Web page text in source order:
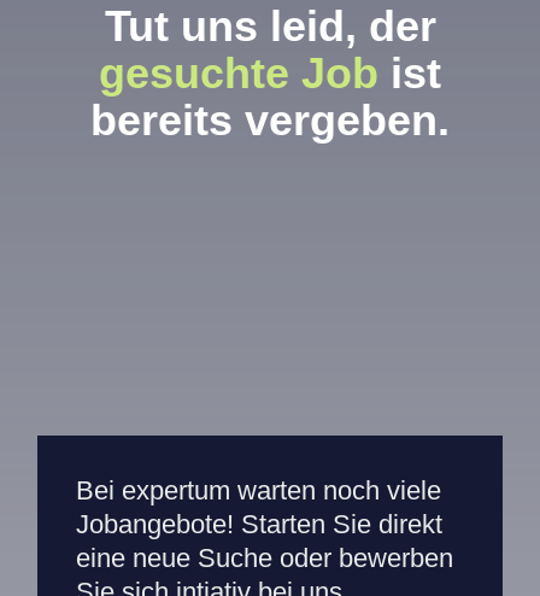
Kontakt
Mitarbeiterportal
Tut uns leid, der
gesuchte Job ist
bereits vergeben.
Bei expertum warten noch viele
Jobangebote! Starten Sie direkt
eine neue Suche oder bewerben